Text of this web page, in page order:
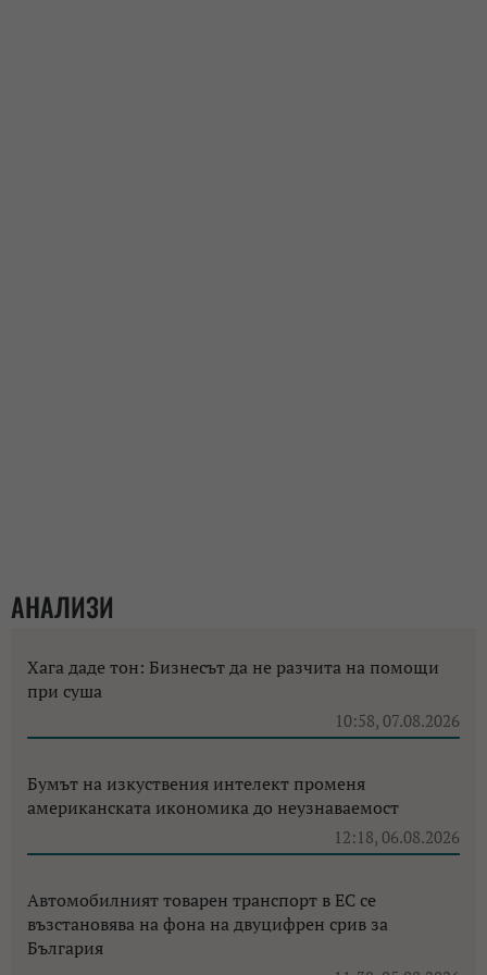
АНАЛИЗИ
Хага даде тон: Бизнесът да не разчита на помощи
при суша
10:58, 07.08.2026
Бумът на изкуствения интелект променя
американската икономика до неузнаваемост
12:18, 06.08.2026
Автомобилният товарен транспорт в ЕС се
възстановява на фона на двуцифрен срив за
България